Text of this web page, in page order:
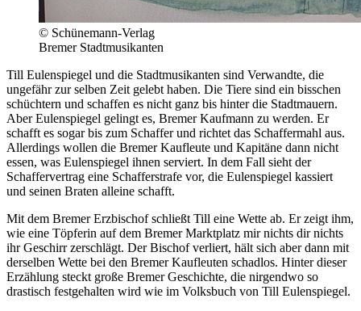
© Schünemann-Verlag
Bremer Stadtmusikanten
Till Eulenspiegel und die Stadtmusikanten sind Verwandte, die
ungefähr zur selben Zeit gelebt haben. Die Tiere sind ein bisschen
schüchtern und schaffen es nicht ganz bis hinter die Stadtmauern.
Aber Eulenspiegel gelingt es, Bremer Kaufmann zu werden. Er
schafft es sogar bis zum Schaffer und richtet das Schaffermahl aus.
Allerdings wollen die Bremer Kaufleute und Kapitäne dann nicht
essen, was Eulenspiegel ihnen serviert. In dem Fall sieht der
Schaffervertrag eine Schafferstrafe vor, die Eulenspiegel kassiert
und seinen Braten alleine schafft.
Mit dem Bremer Erzbischof schließt Till eine Wette ab. Er zeigt ihm,
wie eine Töpferin auf dem Bremer Marktplatz mir nichts dir nichts
ihr Geschirr zerschlägt. Der Bischof verliert, hält sich aber dann mit
derselben Wette bei den Bremer Kaufleuten schadlos. Hinter dieser
Erzählung steckt große Bremer Geschichte, die nirgendwo so
drastisch festgehalten wird wie im Volksbuch von Till Eulenspiegel.